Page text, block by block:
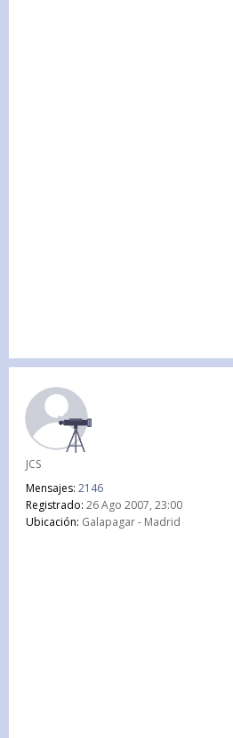
JCS
Mensajes: 2146
Registrado: 26 Ago 2007, 23:00
Ubicación: Galapagar - Madrid